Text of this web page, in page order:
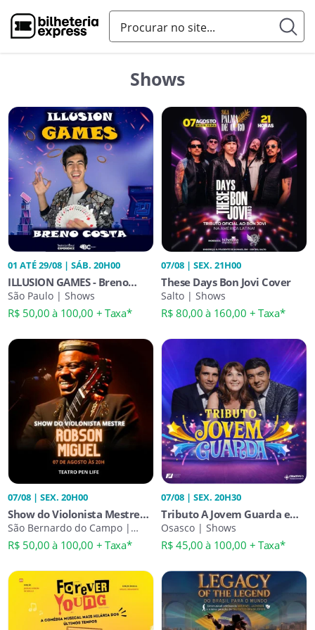
Shows
01 ATÉ 29/08 | SÁB. 20H00
ILLUSION GAMES - Breno
Costa
São Paulo | Shows
R$ 50,00 à 100,00 + Taxa*
07/08 | SEX. 21H00
These Days Bon Jovi Cover
Salto | Shows
R$ 80,00 à 160,00 + Taxa*
07/08 | SEX. 20H00
Show do Violonista Mestre
Robson Miguel
São Bernardo do Campo |
Shows
R$ 50,00 à 100,00 + Taxa*
07/08 | SEX. 20H30
Tributo A Jovem Guarda em
Osasco
Osasco | Shows
R$ 45,00 à 100,00 + Taxa*